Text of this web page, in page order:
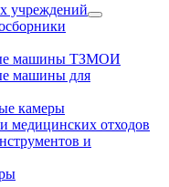
учреждений
машины ТЗМОИ
машины для
камеры
медицинских отходов
и